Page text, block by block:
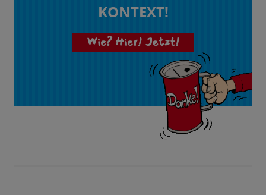
KONTEXT!
Wie? Hier! Jetzt!